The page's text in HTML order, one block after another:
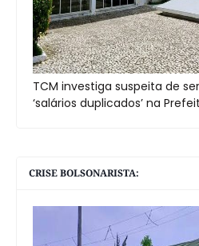
TCM investiga suspeita de
‘salários duplicados’ na
CRISE BOLSONARISTA: